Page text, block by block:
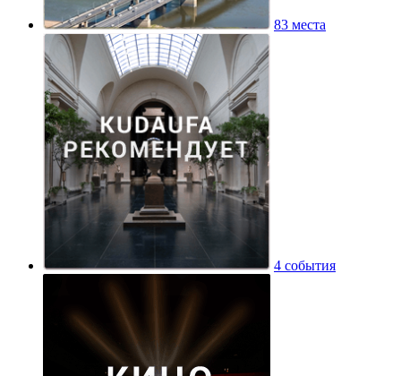
83 места
4 события